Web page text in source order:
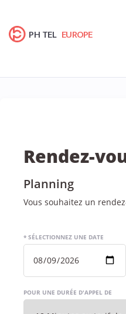
PH TEL EUROPE
Rendez-
Planning
Vous souhaitez un
* SÉLECTIONNEZ UNE DATE
POUR UNE DURÉE D'APPEL DE